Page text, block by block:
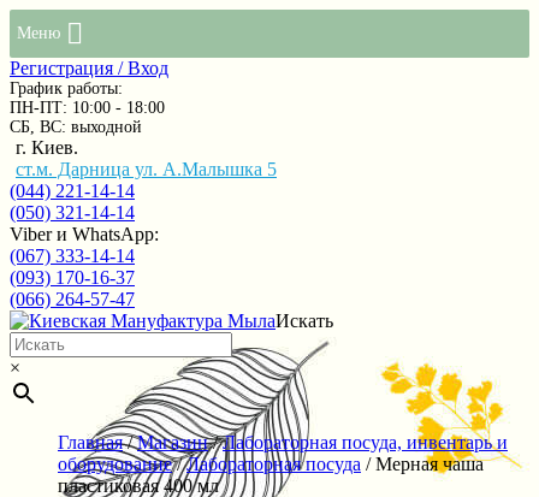
Меню
Регистрация / Вход
График работы:
ПН-ПТ: 10:00 - 18:00
СБ, ВС: выходной
г. Киев.
ст.м. Дарница ул. А.Малышка 5
(044) 221-14-14
(050) 321-14-14
Viber и WhatsApp:
(067) 333-14-14
(093) 170-16-37
(066) 264-57-47
Искать
×
Главная/Магазин/Лабораторная посуда, инвентарь и
оборудование/Лабораторная посуда / Мерная чаша
пластиковая 400 мл